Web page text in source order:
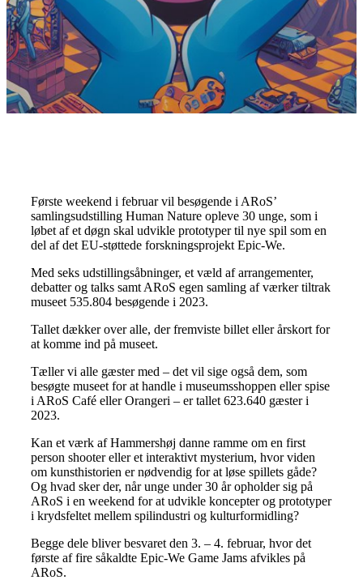
Første weekend i februar vil besøgende i ARoS’
samlingsudstilling Human Nature opleve 30 unge, som i
løbet af et døgn skal udvikle prototyper til nye spil som en
del af det EU-støttede forskningsprojekt Epic-We.
Med seks udstillingsåbninger, et væld af arrangementer,
debatter og talks samt ARoS egen samling af værker tiltrak
museet 535.804 besøgende i 2023.
Tallet dækker over alle, der fremviste billet eller årskort for
at komme ind på museet.
Tæller vi alle gæster med – det vil sige også dem, som
besøgte museet for at handle i museumsshoppen eller spise
i ARoS Café eller Orangeri – er tallet 623.640 gæster i
2023.
Kan et værk af Hammershøj danne ramme om en first
person shooter eller et interaktivt mysterium, hvor viden
om kunsthistorien er nødvendig for at løse spillets gåde?
Og hvad sker der, når unge under 30 år opholder sig på
ARoS i en weekend for at udvikle koncepter og prototyper
i krydsfeltet mellem spilindustri og kulturformidling?
Begge dele bliver besvaret den 3. – 4. februar, hvor det
første af fire såkaldte Epic-We Game Jams afvikles på
ARoS.